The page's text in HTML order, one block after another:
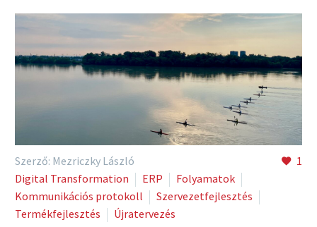
1
Szerző: Mezriczky László
Digital Transformation
ERP
Folyamatok
Kommunikációs protokoll
Szervezetfejlesztés
Termékfejlesztés
Újratervezés